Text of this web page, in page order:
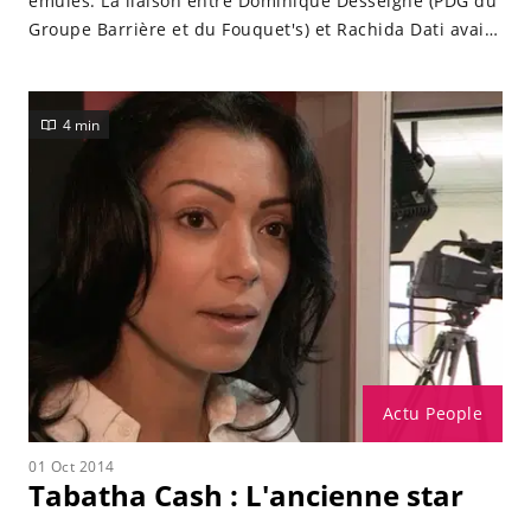
Groupe Barrière et du Fouquet's) et Rachida Dati avait
le 7 octobre 2014 en donnant raison à l'ancienne
garde des Sceaux et en signifiant à Dominique
Desseigne
Actu People
4 min
01 Oct 2014
Tabatha Cash : L'ancienne star